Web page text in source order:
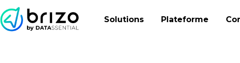
Solutions Plateforme